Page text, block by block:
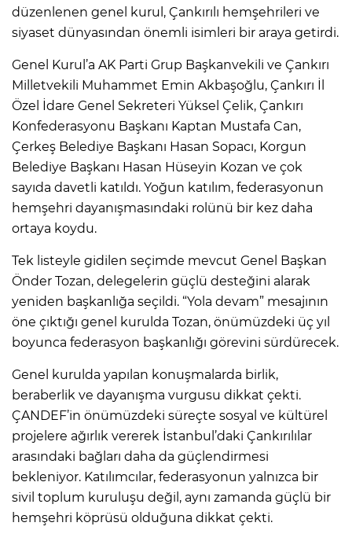
düzenlenen genel kurul, Çankırılı hemşehrileri ve
siyaset dünyasından önemli isimleri bir araya getirdi.
Genel Kurul’a AK Parti Grup Başkanvekili ve Çankırı
Milletvekili Muhammet Emin Akbaşoğlu, Çankırı İl
Özel İdare Genel Sekreteri Yüksel Çelik, Çankırı
Konfederasyonu Başkanı Kaptan Mustafa Can,
Çerkeş Belediye Başkanı Hasan Sopacı, Korgun
Belediye Başkanı Hasan Hüseyin Kozan ve çok
sayıda davetli katıldı. Yoğun katılım, federasyonun
hemşehri dayanışmasındaki rolünü bir kez daha
ortaya koydu.
Tek listeyle gidilen seçimde mevcut Genel Başkan
Önder Tozan, delegelerin güçlü desteğini alarak
yeniden başkanlığa seçildi. “Yola devam” mesajının
öne çıktığı genel kurulda Tozan, önümüzdeki üç yıl
boyunca federasyon başkanlığı görevini sürdürecek.
Genel kurulda yapılan konuşmalarda birlik,
beraberlik ve dayanışma vurgusu dikkat çekti.
ÇANDEF’in önümüzdeki süreçte sosyal ve kültürel
projelere ağırlık vererek İstanbul’daki Çankırılılar
arasındaki bağları daha da güçlendirmesi
bekleniyor. Katılımcılar, federasyonun yalnızca bir
sivil toplum kuruluşu değil, aynı zamanda güçlü bir
hemşehri köprüsü olduğuna dikkat çekti.